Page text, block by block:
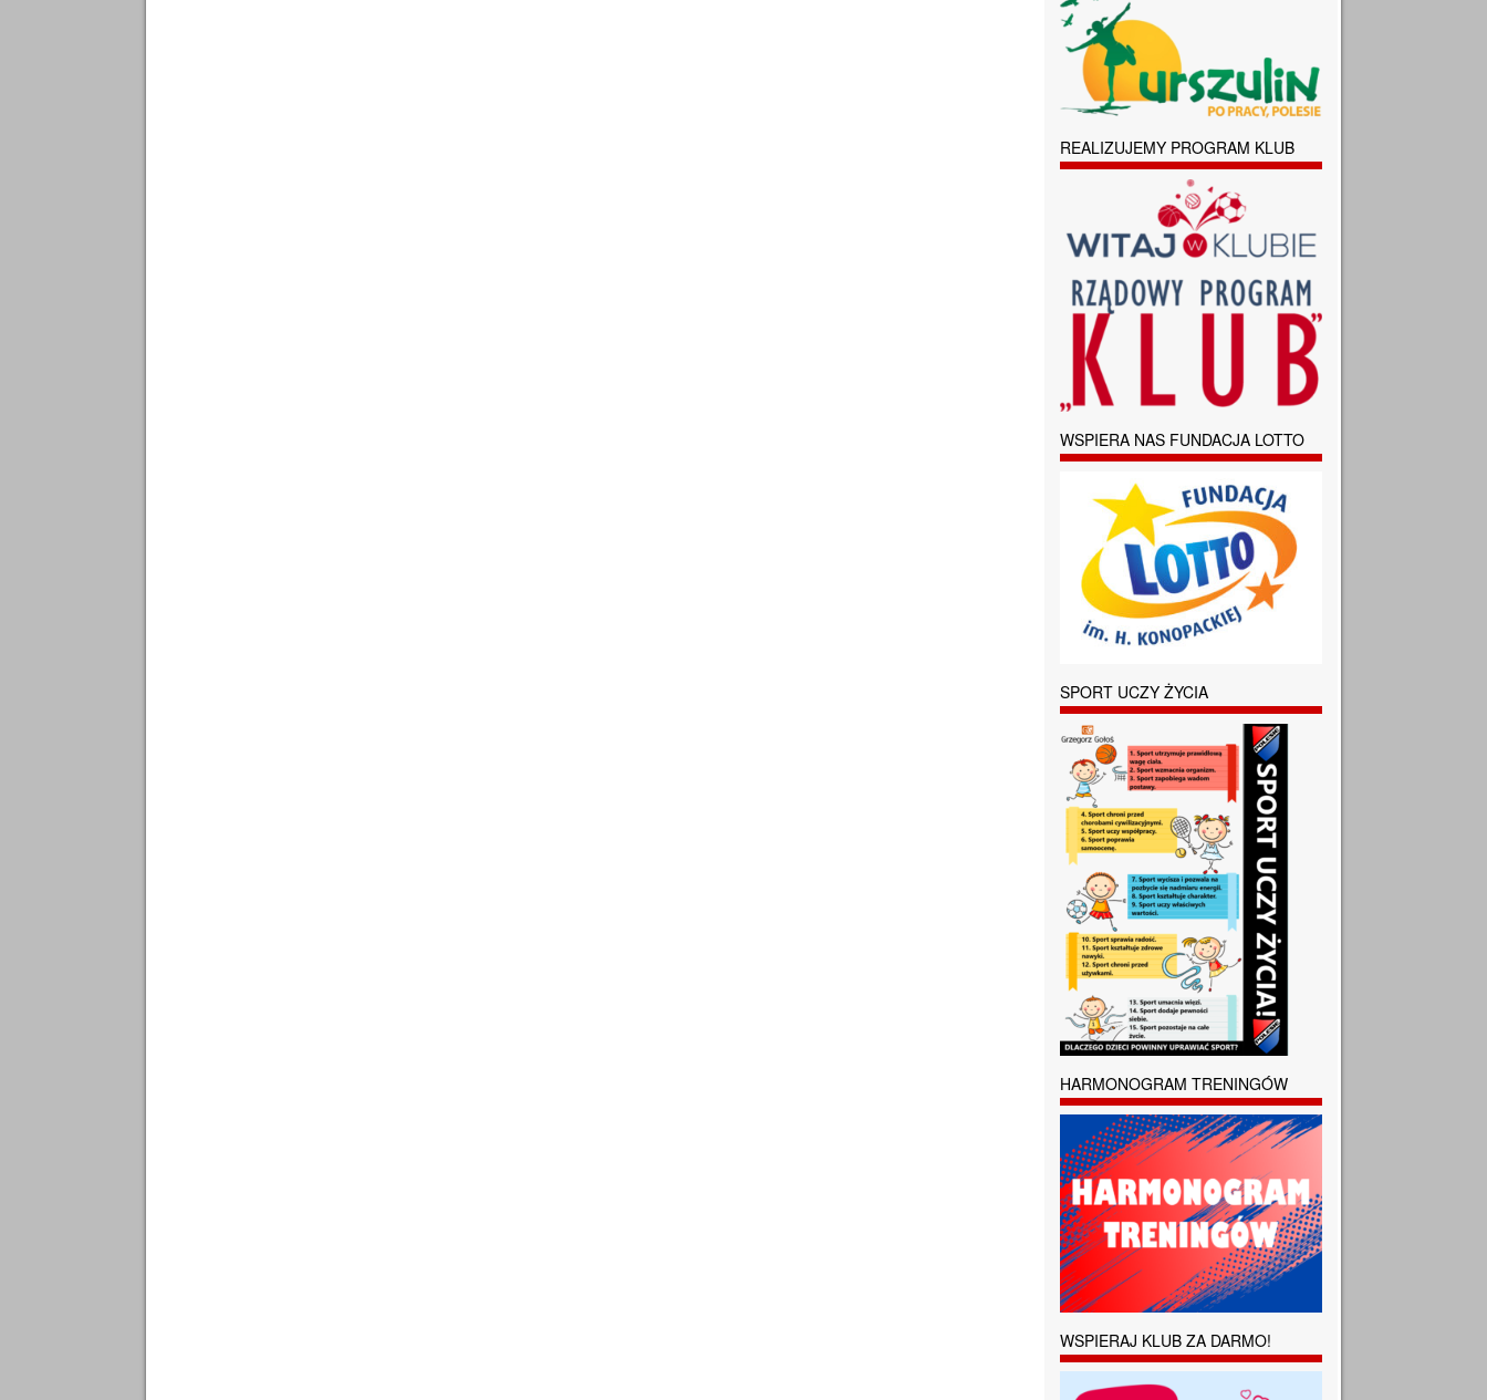
REALIZUJEMY PROGRAM KLUB
WSPIERA NAS FUNDACJA LOTTO
SPORT UCZY ŻYCIA
HARMONOGRAM TRENINGÓW
WSPIERAJ KLUB ZA DARMO!